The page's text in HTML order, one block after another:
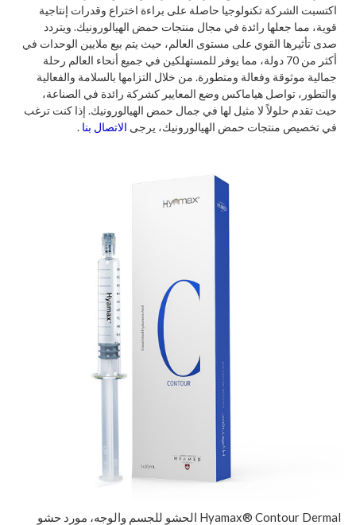
اكتسبت الشركة تكنولوجيا حاصلة على براءة اختراع وقدرات إنتاجية
قوية، مما جعلها رائدة في مجال منتجات حمض الهيالورونيك. ويتردد
صدى تأثيرها القوي على مستوى العالم، حيث يتم بيع ملايين الوحدات في
أكثر من 70 دولة، مما يوفر للمستهلكين في جميع أنحاء العالم رحلة
جمالية موثوقة وفعالة ومتطورة. من خلال التزامها بالسلامة والفعالية
والتطور، تواصل هياماكس وضع المعايير كشركة رائدة في الصناعة،
حيث تقدم حلولاً لا مثيل لها في جمال حمض الهيالورونيك. إذا كنت ترغب
في تخصيص منتجات حمض الهيالورونيك، يرجى الاتصال بنا .
Hyamax® Contour Dermal الحشو للجسم والوجه، مورد حشو